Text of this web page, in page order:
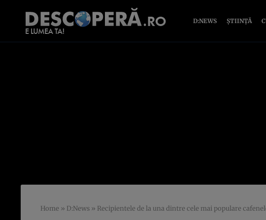
D:NEWS ȘTIINȚĂ
Home » D:News » Recipientele de la una dintre cele mai populare